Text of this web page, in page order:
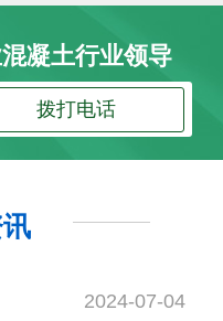
凝土行业领导
拨打电话
2024-07-04